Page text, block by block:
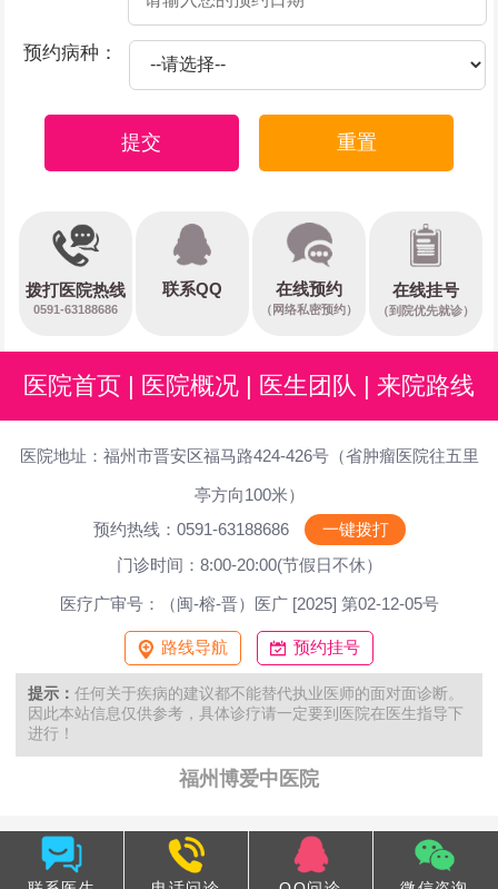
预约病种：
提交 重置
拨打医院热线
0591-63188686
联系QQ 在线预约
（网络私密预约）
在线挂号
（到院优先就诊）
医院首页 医院概况 医生团队 来院路线
医院地址：福州市晋安区福马路424-426号（省肿瘤医院往五里
亭方向100米）
预约热线：0591-63188686
一键拨打
门诊时间：8:00-20:00(节假日不休）
医疗广审号：（闽-榕-晋）医广 [2025] 第02-12-05号
路线导航 预约挂号
提示： 任何关于疾病的建议都不能替代执业医师的面对面诊断。
因此本站信息仅供参考，具体诊疗请一定要到医院在医生指导下
进行！
福州博爱中医院